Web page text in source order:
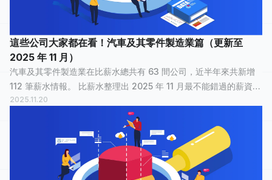
這些公司大家都在看！汽車及其零件製造業篇（更新至
2025 年 11 月）
汽車及其零件製造業在比薪水總共有 63 間公司，近半年來共新增
112 筆薪水情報。 比薪水整理出 2025 年 11 月最不能錯過的薪資情
報，讓正在物色新工作的大家，可以快速了解汽車及其零件製造業
2025.11.20